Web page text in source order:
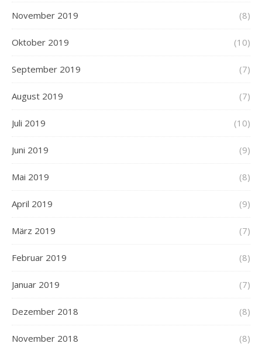
November 2019 (8)
Oktober 2019 (10)
September 2019 (7)
August 2019 (7)
Juli 2019 (10)
Juni 2019 (9)
Mai 2019 (8)
April 2019 (9)
März 2019 (7)
Februar 2019 (8)
Januar 2019 (7)
Dezember 2018 (8)
November 2018 (8)